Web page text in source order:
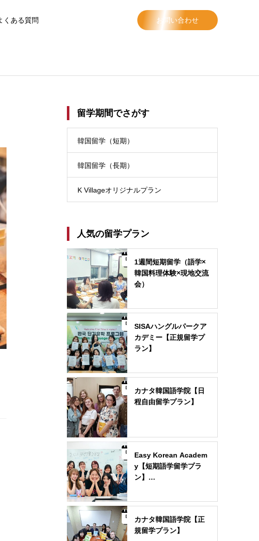
くある質問 お問い合わせ
留学期間でさがす
韓国留学（短期）
韓国留学（長期）
K Villageオリジナルプラン
人気の留学プラン
1週間短期留学（語学×
韓国料理体験×現地交流
会）
SISAハングルパークア
カデミー【正規留学プ
ラン】
カナタ韓国語学院【日
程自由留学プラン】
Easy Korean Academ
y【短期語学留学プラ
ン】…
カナタ韓国語学院【正
規留学プラン】